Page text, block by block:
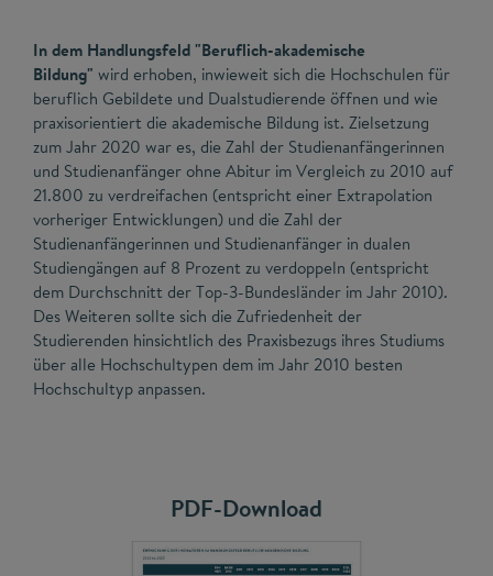
In dem Handlungsfeld "Beruflich-akademische
Bildung" wird erhoben, inwieweit sich die Hochschulen für
beruflich Gebildete und Dualstudierende öffnen und wie
praxisorientiert die akademische Bildung ist. Zielsetzung
zum Jahr 2020 war es, die Zahl der Studienanfängerinnen
und Studienanfänger ohne Abitur im Vergleich zu 2010 auf
21.800 zu verdreifachen (entspricht einer Extrapolation
vorheriger Entwicklungen) und die Zahl der
Studienanfängerinnen und Studienanfänger in dualen
Studiengängen auf 8 Prozent zu verdoppeln (entspricht
dem Durchschnitt der Top-3-Bundesländer im Jahr 2010).
Des Weiteren sollte sich die Zufriedenheit der
Studierenden hinsichtlich des Praxisbezugs ihres Studiums
über alle Hochschultypen dem im Jahr 2010 besten
Hochschultyp anpassen.
PDF-Download